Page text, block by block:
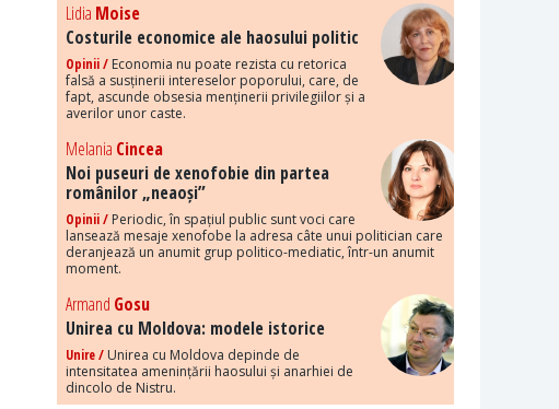
Lidia Moise
Costurile economice ale haosului politic
Opinii / Economia nu poate rezista cu retorica
falsă a susținerii intereselor poporului, care, de
fapt, ascunde obsesia menținerii privilegiilor și a
averilor unor caste.
Melania Cincea
Noi puseuri de xenofobie din partea
românilor „neaoși”
Opinii / Periodic, în spațiul public sunt voci care
lansează mesaje xenofobe la adresa câte unui politician care
deranjează un anumit grup politico-mediatic, într-un anumit
moment.
Armand Gosu
Unirea cu Moldova: modele istorice
Unire / Unirea cu Moldova depinde de
intensitatea amenințării haosului și anarhiei de
dincolo de Nistru.